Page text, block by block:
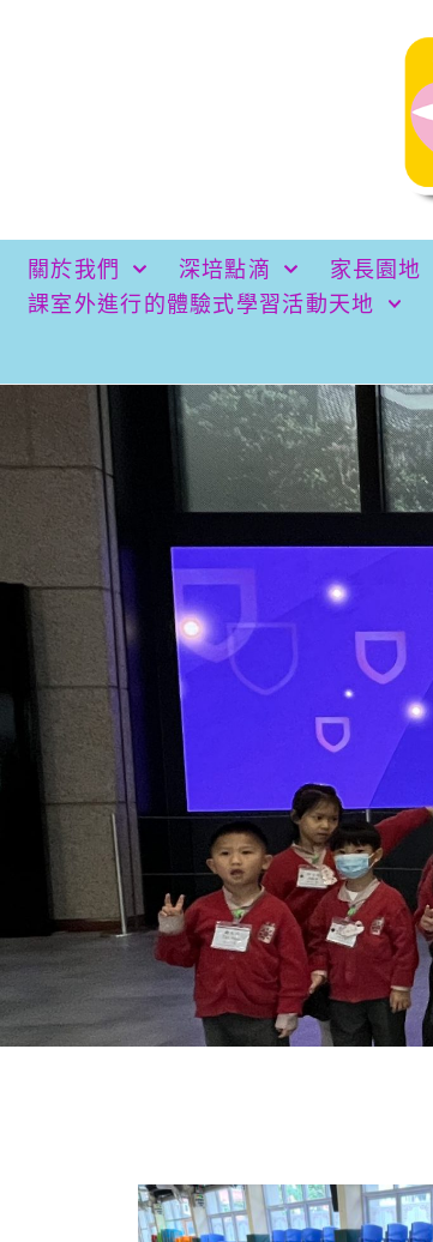
關於我們 深培點滴 家長園地
課室外進行的體驗式學習活動天地